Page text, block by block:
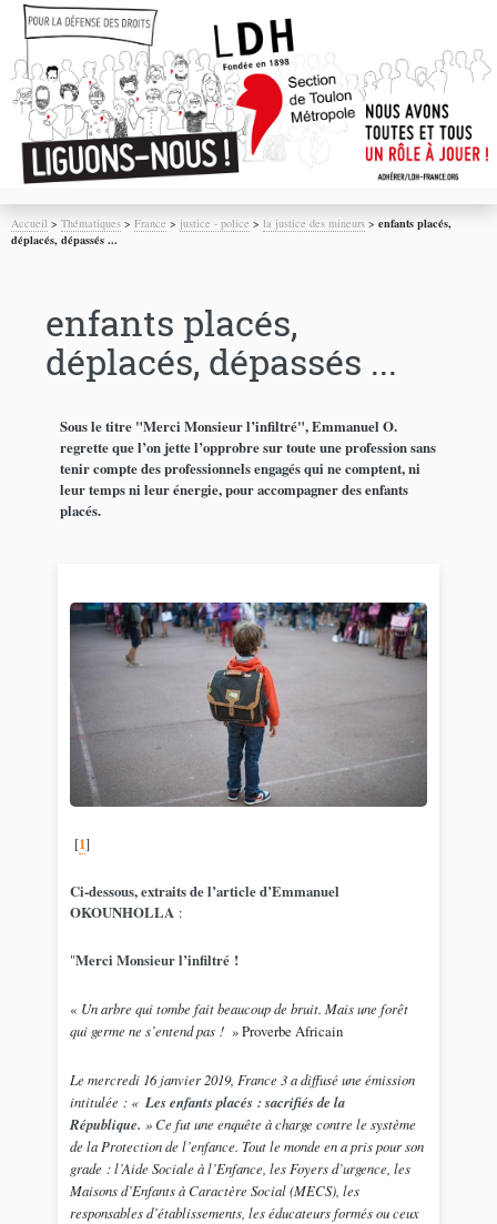
Accueil >Thématiques >France > justice - police >la justice des mineurs >enfants placés,
déplacés, dépassés ...
enfants placés,
déplacés, dépassés ...
Sous le titre "Merci Monsieur l’infiltré", Emmanuel O.
regrette que l’on jette l’opprobre sur toute une profession sans
tenir compte des professionnels engagés qui ne comptent, ni
leur temps ni leur énergie, pour accompagner des enfants
placés.
[1]
Ci-dessous, extraits de l’article d’Emmanuel
OKOUNHOLLA:
"Merci Monsieur l’infiltré !
« Un arbre qui tombe fait beaucoup de bruit. Mais une forêt
qui germe ne s’entend pas ! » Proverbe Africain
Le mercredi 16 janvier 2019, France 3 a diffusé une émission
intitulée : « Les enfants placés : sacrifiés de la
République. » Ce fut une enquête à charge contre le système
de la Protection de l’enfance. Tout le monde en a pris pour son
grade : l’Aide Sociale à l’Enfance, les Foyers d’urgence, les
Maisons d’Enfants à Caractère Social (MECS), les
responsables d’établissements, les éducateurs formés ou ceux